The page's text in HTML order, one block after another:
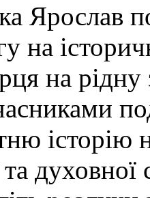
Ярослав
на
на
історію